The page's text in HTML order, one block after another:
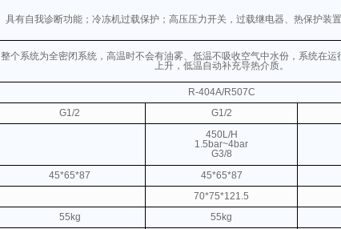
具有自我诊断功能；冷冻机过载保护；高压压力开关，过载继电器、热保护装
整个系统为全密闭系统，高温时不会有油雾、低温不吸收空气中水份，系统在运
上升，低温自动补充导热介质。
R-404A/R507C
G1/2 G1/2
450L/H
1.5bar~4bar
G3/8
45*65*87 45*65*87
70*75*121.5
55kg 55kg